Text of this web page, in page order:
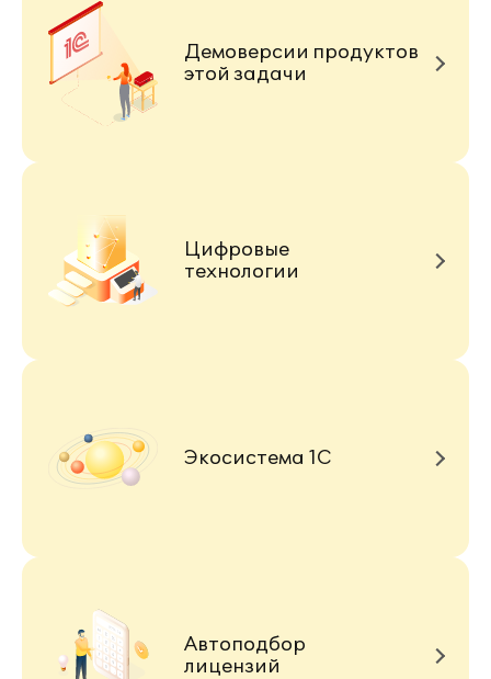
Демоверсии продуктов
этой задачи
Цифровые
технологии
Экосистема 1С
Автоподбор
лицензий